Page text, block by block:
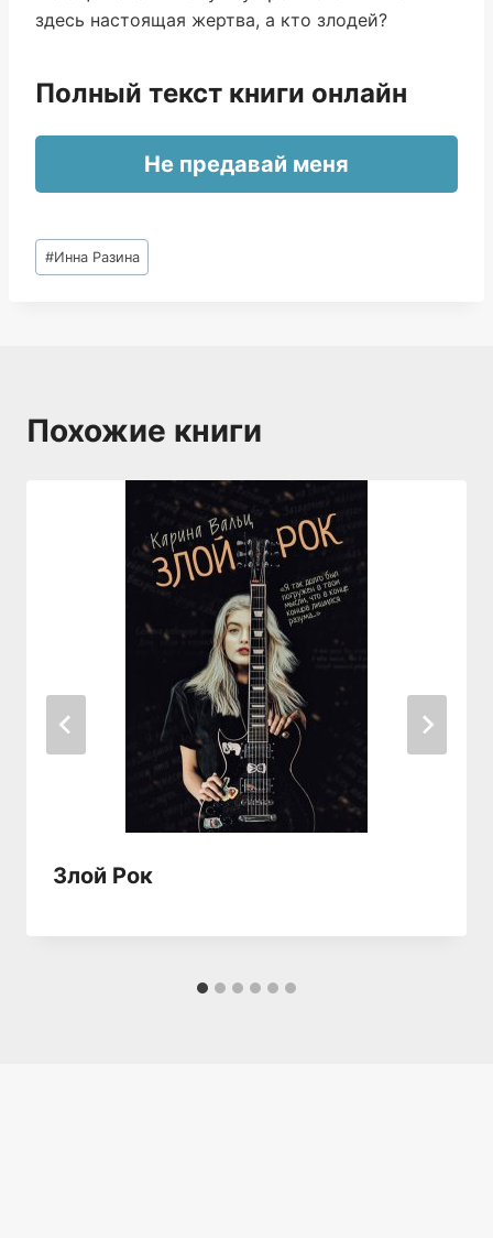
здесь настоящая жертва, а кто злодей?
Полный текст книги онлайн
Не предавай меня
Метки
записи:
#Инна Разина
Похожие книги
Злой Рок